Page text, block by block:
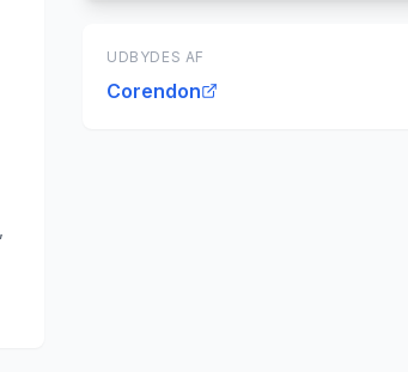
UDBYDES AF
Corendon